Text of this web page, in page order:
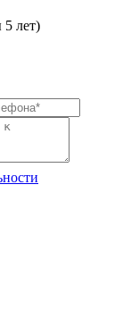
лет)